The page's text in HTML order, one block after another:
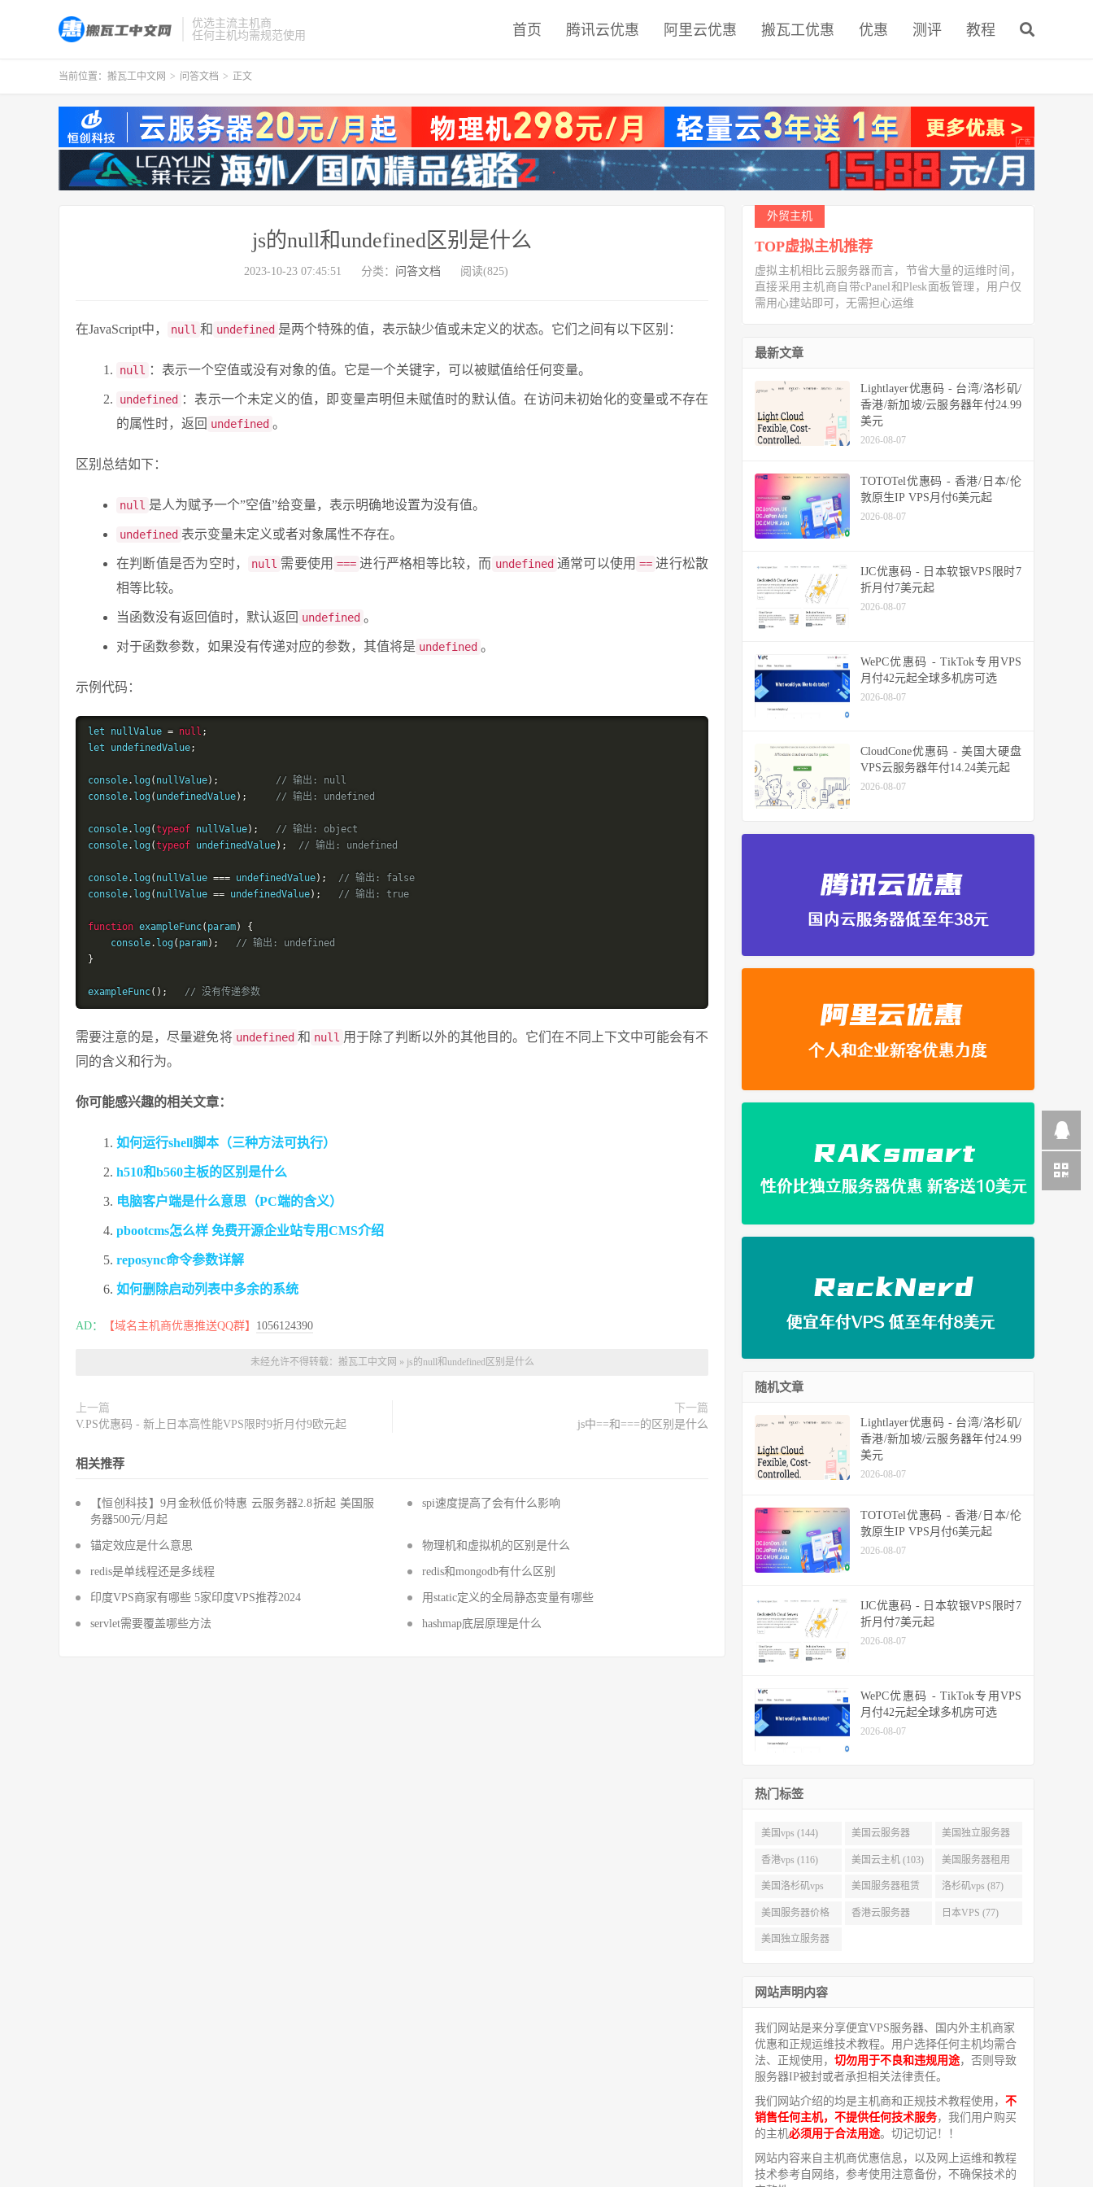
优选主流主机商
任何主机均需规范使用
首页 腾讯云优惠 阿里云优惠 搬瓦工优惠 优惠 测评 教程
当前位置： 搬瓦工中文网 > 问答文档 > 正文
js的null和undefined区别是什么
2023-10-23 07:45:51 分类： 问答文档 阅读(825)
在JavaScript中， null 和 undefined 是两个特殊的值，表示缺少值或未定义的状态。它们之间有以下区别：
null ：表示一个空值或没有对象的值。它是一个关键字，可以被赋值给任何变量。
undefined ：表示一个未定义的值，即变量声明但未赋值时的默认值。在访问未初始化的变量或不存在
的属性时，返回 undefined 。
区别总结如下：
null 是人为赋予一个”空值”给变量，表示明确地设置为没有值。
undefined 表示变量未定义或者对象属性不存在。
在判断值是否为空时， null 需要使用 === 进行严格相等比较，而 undefined 通常可以使用 == 进行松散
相等比较。
当函数没有返回值时，默认返回 undefined 。
对于函数参数，如果没有传递对应的参数，其值将是 undefined 。
示例代码：
let nullValue = null ;
let undefinedValue;
console. log ( nullValue);
// 输出: null
console. log ( undefinedValue); // 输出: undefined
console. log (typeof nullValue);
// 输出: object
console. log (typeof undefinedValue); // 输出: undefined
console. log ( nullValue === undefinedValue);
// 输出: false
console. log ( nullValue == undefinedValue); // 输出: true
function exampleFunc( param)
{
    console
. log ( param);
// 输出: undefined
}
exampleFunc(); // 没有传递参数
需要注意的是，尽量避免将 undefined 和 null 用于除了判断以外的其他目的。它们在不同上下文中可能会有不
同的含义和行为。
你可能感兴趣的相关文章：
如何运行shell脚本（三种方法可执行）
h510和b560主板的区别是什么
电脑客户端是什么意思（PC端的含义）
pbootcms怎么样 免费开源企业站专用CMS介绍
reposync命令参数详解
如何删除启动列表中多余的系统
AD： 【域名主机商优惠推送QQ群】 1056124390
未经允许不得转载： 搬瓦工中文网 » js的null和undefined区别是什么
上一篇
V.PS优惠码 - 新上日本高性能VPS限时9折月付9欧元起
下一篇
js中==和===的区别是什么
相关推荐
【恒创科技】9月金秋低价特惠 云服务器2.8折起 美国服
务器500元/月起
spi速度提高了会有什么影响
锚定效应是什么意思 物理机和虚拟机的区别是什么
redis是单线程还是多线程 redis和mongodb有什么区别
印度VPS商家有哪些 5家印度VPS推荐2024 用static定义的全局静态变量有哪些
servlet需要覆盖哪些方法 hashmap底层原理是什么
外贸主机
TOP虚拟主机推荐
虚拟主机相比云服务器而言，节省大量的运维时间，
直接采用主机商自带cPanel和Plesk面板管理，用户仅
需用心建站即可，无需担心运维
最新文章
Lightlayer优惠码 - 台湾/洛杉矶/
香港/新加坡/云服务器年付24.99
美元
2026-08-07
TOTOTel优惠码 - 香港/日本/伦
敦原生IP VPS月付6美元起
2026-08-07
IJC优惠码 - 日本软银VPS限时7
折月付7美元起
2026-08-07
WePC优惠码 - TikTok专用VPS
月付42元起全球多机房可选
2026-08-07
CloudCone优惠码 - 美国大硬盘
VPS云服务器年付14.24美元起
2026-08-07
随机文章
Lightlayer优惠码 - 台湾/洛杉矶/
香港/新加坡/云服务器年付24.99
美元
2026-08-07
TOTOTel优惠码 - 香港/日本/伦
敦原生IP VPS月付6美元起
2026-08-07
IJC优惠码 - 日本软银VPS限时7
折月付7美元起
2026-08-07
WePC优惠码 - TikTok专用VPS
月付42元起全球多机房可选
2026-08-07
热门标签
美国vps (144) 美国云服务器
(143)
美国独立服务器
(118)
香港vps (116) 美国云主机 (103) 美国服务器租用
(99)
美国洛杉矶vps
(94)
美国服务器租赁
(91)
洛杉矶vps (87)
美国服务器价格
(82)
香港云服务器 日本VPS (77)
美国独立服务器
网站声明内容
我们网站是来分享便宜VPS服务器、国内外主机商家
优惠和正规运维技术教程。用户选择任何主机均需合
法、正规使用， 切勿用于不良和违规用途，否则导致
服务器IP被封或者承担相关法律责任。
我们网站介绍的均是主机商和正规技术教程使用， 不
销售任何主机，不提供任何技术服务，我们用户购买
的主机必须用于合法用途。切记切记！！
网站内容来自主机商优惠信息，以及网上运维和教程
技术参考自网络，参考使用注意备份，不确保技术的